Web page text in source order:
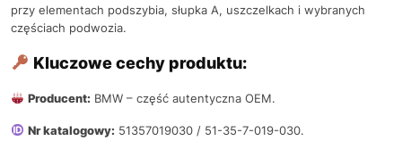
przy elementach podszybia, słupka A, uszczelkach i wybranych
częściach podwozia.
Kluczowe cechy produktu:
Producent: BMW – część autentyczna OEM.
Nr katalogowy: 51357019030 / 51-35-7-019-030.